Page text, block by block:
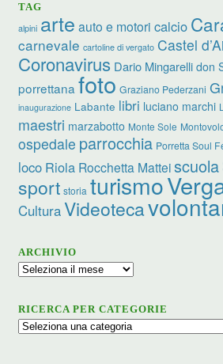
TAG
alpini arte auto e motori calcio
carnevale cartoline di vergato Castel
Coronavirus Dario Mingarelli don
porrettana foto Graziano Pederzani
inaugurazione Labante libri luciano marchi
maestri marzabotto Monte Sole
ospedale parrocchia Porretta Soul
loco Riola Rocchetta Matteiscuola
sport storia turismo
CulturaVideoteca
ARCHIVIO
Archivio
RICERCA PER CATEGORIE
Ricerca